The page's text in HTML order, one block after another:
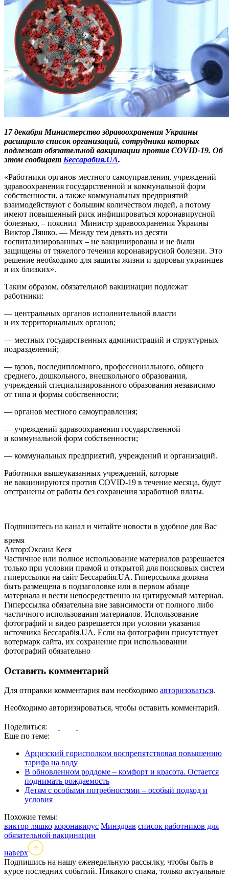
17 декабря Министерство здравоохранения Украины
расширило список организаций, сотрудники которых
подлежат обязательной вакцинации против COVID-19. Об
этом сообщает Бессарабия.UA.
«Работники органов местного самоуправления, учреждений
здравоохранения государственной и коммунальной форм
собственности, а также коммунальных предприятий
взаимодействуют с большим количеством людей, а потому
имеют повышенный риск инфицироваться коронавирусной
болезнью, – пояснил Министр здравоохранения Украины
Виктор Ляшко. — Между тем девять из десяти
госпитализированных – не вакцинированы и не были
защищены от тяжелого течения коронавирусной болезни. Это
решение необходимо для защиты жизни и здоровья украинцев
и их близких».
Таким образом, обязательной вакцинации подлежат
работники:
— центральных органов исполнительной власти
и их территориальных органов;
— местных государственных администраций и структурных
подразделений;
— вузов, последипломного, профессионального, общего
среднего, дошкольного, внешкольного образования,
учреждений специализированного образования независимо
от типа и формы собственности;
— органов местного самоуправления;
— учреждений здравоохранения государственной
и коммунальной форм собственности;
— коммунальных предприятий, учреждений и организаций.
Работники вышеуказанных учреждений, которые
не вакцинируются против COVID-19 в течение месяца, будут
отстранены от работы без сохранения заработной платы.
Подпишитесь на канал и читайте новости в удобное для Вас
время
Автор:Оксана Кеся
Частичное или полное использование материалов разрешается
только при условии прямой и открытой для поисковых систем
гиперссылки на сайт Бессарабія.UA. Гиперссылка должна
быть размещена в подзаголовке или в первом абзаце
материала и вести непосредственно на цитируемый материал.
Гиперссылка обязательна вне зависимости от полного либо
частичного использования материалов. Использование
фотографий и видео разрешается при условии указания
источника Бессарабія.UA. Если на фотографии присутствует
вотермарк сайта, их сохранение при использовании
фотографий обязательно
Оставить комментарий
Для отправки комментария вам необходимо авторизоваться.
Необходимо авторизироваться, чтобы оставить комментарий.
Поделиться:
Еще по теме:
Арцизский горисполком воспрепятствовал повышению
тарифа на воду
В обновленном роддоме – комфорт и красота. Остается
поднимать рождаемость
Детям с особыми потребностями – особый подход и
условия
Похожие темы:
виктор ляшко коронавирус Минздрав список работников для
обязательной вакцинации
наверх
Подпишись на нашу еженедельную рассылку, чтобы быть в
курсе последних событий. Никакого спама, только актуальные